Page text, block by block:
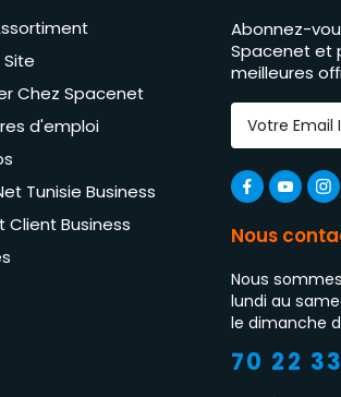
Chez Spacenet
d'emploi
Tunisie Business
Client Business
Abonnez-
Spacenet et
meilleures
Nous
Nous
lundi au
le dimanche
70 22